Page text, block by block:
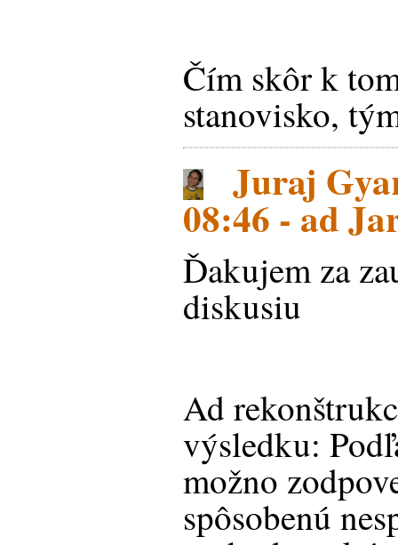
Čím skôr k
stanovisko,
Juraj
08:46 - ad
Ďakujem za
diskusiu
Ad
výsledku:
možno
spôsobenú